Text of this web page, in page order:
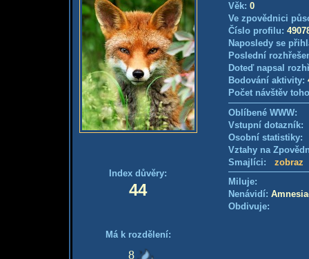
Index důvěry:
44
Má k rozdělení:
8
Věk: 0
Ve zpovědnici
Číslo profilu:
Naposledy se
Poslední
Doteď napsal
Bodování aktivity:
Počet návštěv
Oblíbené WWW:
Vstupní
Osobní
Vztahy na
Smajlíci: zobraz
Miluje:
Nenávidí:
Obdivuje: